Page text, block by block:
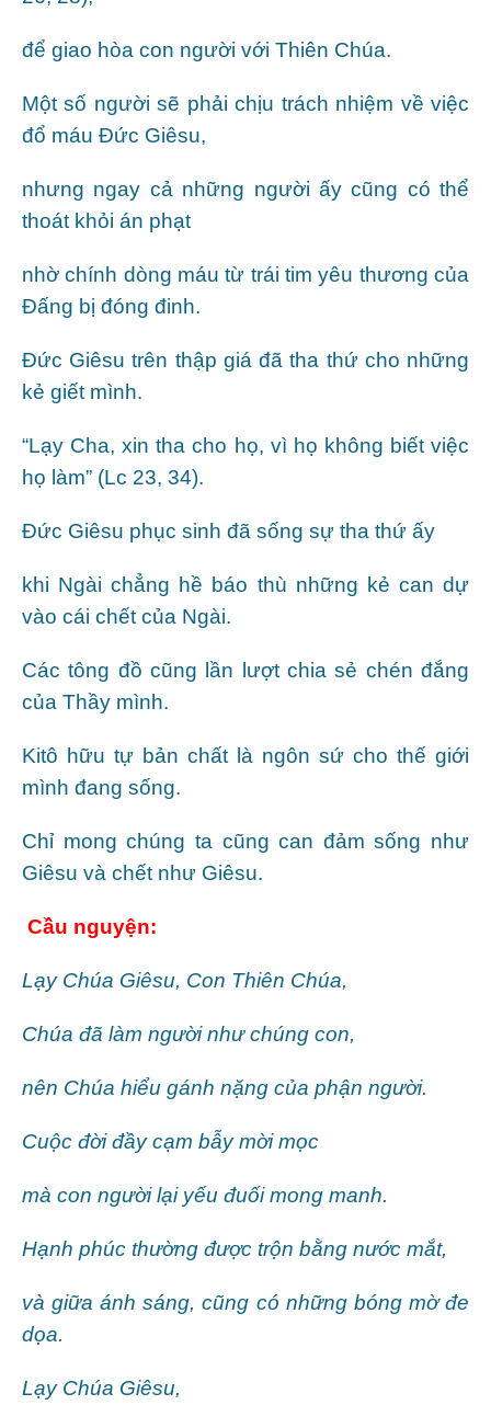
để giao hòa con người với Thiên Chúa.
Một số người sẽ phải chịu trách nhiệm về việc
đổ máu Đức Giêsu,
nhưng ngay cả những người ấy cũng có thể
thoát khỏi án phạt
nhờ chính dòng máu từ trái tim yêu thương của
Đấng bị đóng đinh.
Đức Giêsu trên thập giá đã tha thứ cho những
kẻ giết mình.
“Lạy Cha, xin tha cho họ, vì họ không biết việc
họ làm” (Lc 23, 34).
Đức Giêsu phục sinh đã sống sự tha thứ ấy
khi Ngài chẳng hề báo thù những kẻ can dự
vào cái chết của Ngài.
Các tông đồ cũng lần lượt chia sẻ chén đắng
của Thầy mình.
Kitô hữu tự bản chất là ngôn sứ cho thế giới
mình đang sống.
Chỉ mong chúng ta cũng can đảm sống như
Giêsu và chết như Giêsu.
Cầu nguyện:
Lạy Chúa Giêsu, Con Thiên Chúa,
Chúa đã làm người như chúng con,
nên Chúa hiểu gánh nặng của phận người.
Cuộc đời đầy cạm bẫy mời mọc
mà con người lại yếu đuối mong manh.
Hạnh phúc thường được trộn bằng nước mắt,
và giữa ánh sáng, cũng có những bóng mờ đe
dọa.
Lạy Chúa Giêsu,